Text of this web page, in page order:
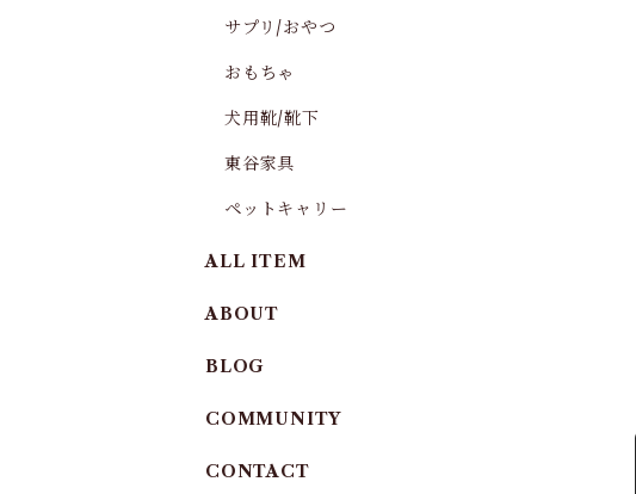
サプリ/おやつ
おもちゃ
犬用靴/靴下
東谷家具
ペットキャリー
ALL ITEM
ABOUT
BLOG
COMMUNITY
CONTACT